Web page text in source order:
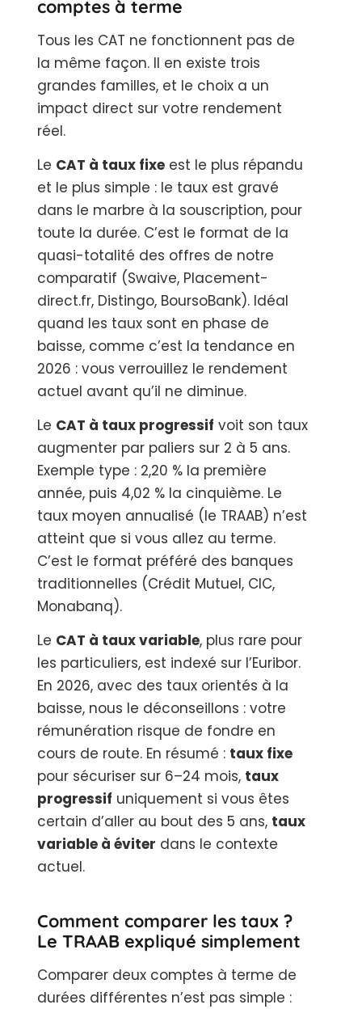
comptes à terme
Tous les CAT ne fonctionnent pas de
la même façon. Il en existe trois
grandes familles, et le choix a un
impact direct sur votre rendement
réel.
Le CAT à taux fixe est le plus répandu
et le plus simple : le taux est gravé
dans le marbre à la souscription, pour
toute la durée. C’est le format de la
quasi-totalité des offres de notre
comparatif (Swaive, Placement-
direct.fr, Distingo, BoursoBank). Idéal
quand les taux sont en phase de
baisse, comme c’est la tendance en
2026 : vous verrouillez le rendement
actuel avant qu’il ne diminue.
Le CAT à taux progressif voit son taux
augmenter par paliers sur 2 à 5 ans.
Exemple type : 2,20 % la première
année, puis 4,02 % la cinquième. Le
taux moyen annualisé (le TRAAB) n’est
atteint que si vous allez au terme.
C’est le format préféré des banques
traditionnelles (Crédit Mutuel, CIC,
Monabanq).
Le CAT à taux variable, plus rare pour
les particuliers, est indexé sur l’Euribor.
En 2026, avec des taux orientés à la
baisse, nous le déconseillons : votre
rémunération risque de fondre en
cours de route. En résumé : taux fixe
pour sécuriser sur 6–24 mois, taux
progressif uniquement si vous êtes
certain d’aller au bout des 5 ans, taux
variable à éviter dans le contexte
actuel.
Comment comparer les taux ?
Le TRAAB expliqué simplement
Comparer deux comptes à terme de
durées différentes n’est pas simple :